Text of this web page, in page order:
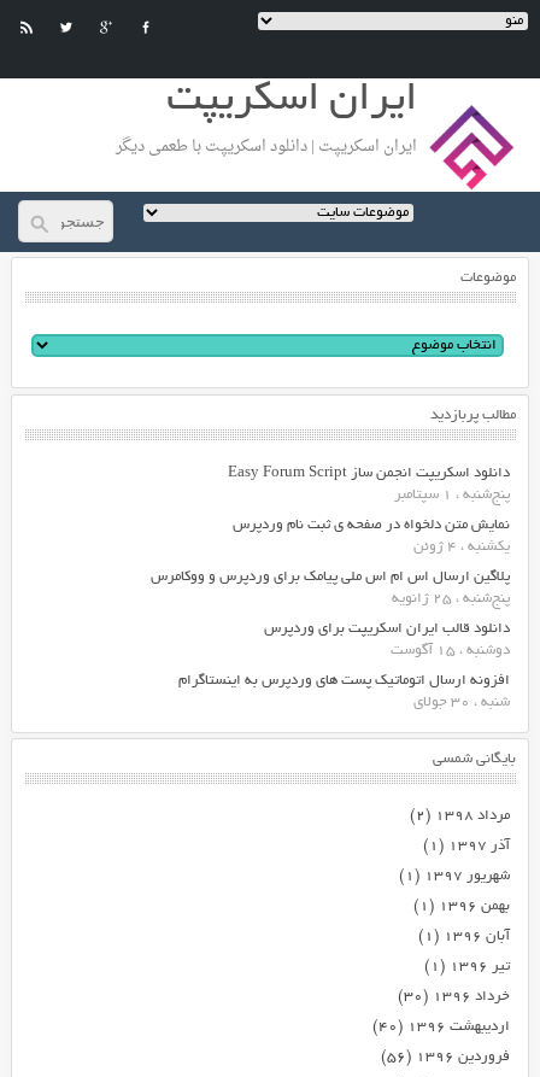
ایران اسکریپت
ایران اسکریپت | دانلود اسکریپت با طعمی دیگر
موضوعات
مطالب پربازدید
دانلود اسکریپت انجمن ساز Easy Forum Script
پنج‌شنبه ، 1 سپتامبر
نمایش متن دلخواه در صفحه ی ثبت نام وردپرس
یکشنبه ، 4 ژوئن
پلاگین ارسال اس ام اس ملی پیامک برای وردپرس و ووکامرس
پنج‌شنبه ، 25 ژانویه
دانلود قالب ایران اسکریپت برای وردپرس
دوشنبه ، 15 آگوست
افزونه ارسال اتوماتیک پست های وردپرس به اینستاگرام
شنبه ، 30 جولای
بایگانی شمسی
مرداد ۱۳۹۸
(۲)
آذر ۱۳۹۷
(۱)
شهریور ۱۳۹۷
(۱)
بهمن ۱۳۹۶
(۱)
آبان ۱۳۹۶
(۱)
تیر ۱۳۹۶
(۱)
خرداد ۱۳۹۶
(۳۰)
اردیبهشت ۱۳۹۶
(۴۰)
فروردین ۱۳۹۶
(۵۶)